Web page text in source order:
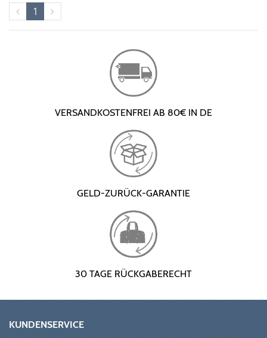
1
VERSANDKOSTENFREI AB 80€ IN DE
GELD-ZURÜCK-GARANTIE
30 TAGE RÜCKGABERECHT
KUNDENSERVICE